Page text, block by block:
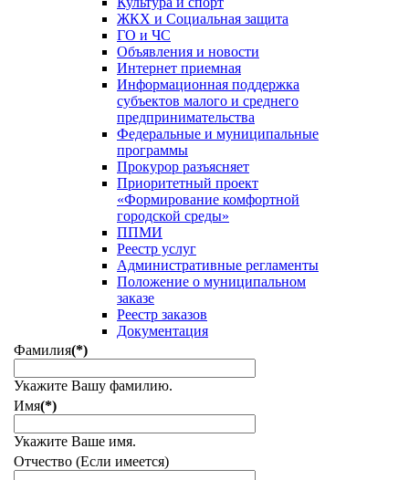
ЖКХ и Социальная защита
ГО и ЧС
Объявления и новости
Интернет приемная
Информационная поддержка
субъектов малого и среднего
предпринимательства
Федеральные и муниципальные
программы
Прокурор разъясняет
Приоритетный проект
«Формирование комфортной
городской среды»
ППМИ
Реестр услуг
Административные регламенты
Положение о муниципальном
заказе
Реестр заказов
Документация
Фамилия(*)
Укажите Вашу фамилию.
Имя(*)
Укажите Ваше имя.
Отчество (Если имеется)